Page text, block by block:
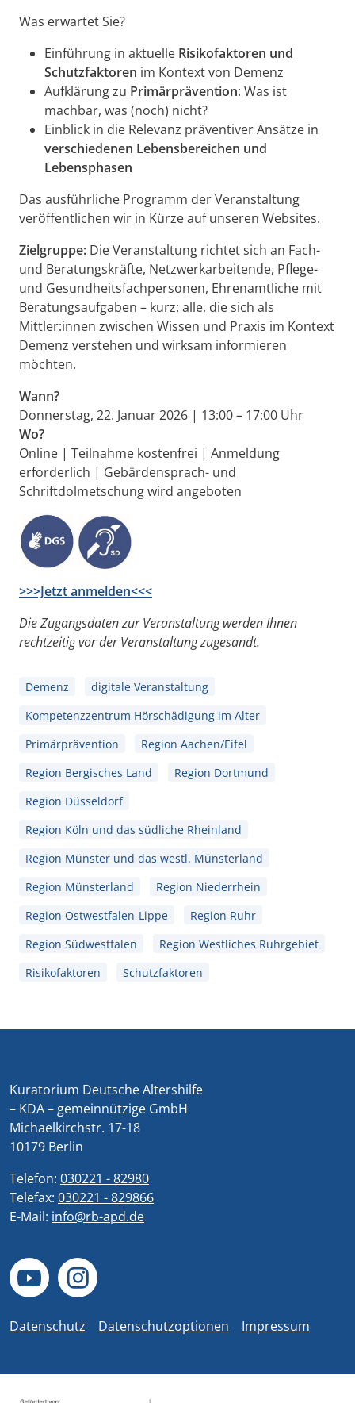
Was erwartet Sie?
Einführung in aktuelle Risikofaktoren und
Schutzfaktoren im Kontext von Demenz
Aufklärung zu Primärprävention: Was ist
machbar, was (noch) nicht?
Einblick in die Relevanz präventiver Ansätze in
verschiedenen Lebensbereichen und
Lebensphasen
Das ausführliche Programm der Veranstaltung
veröffentlichen wir in Kürze auf unseren Websites.
Zielgruppe: Die Veranstaltung richtet sich an Fach-
und Beratungskräfte, Netzwerkarbeitende, Pflege-
und Gesundheitsfachpersonen, Ehrenamtliche mit
Beratungsaufgaben – kurz: alle, die sich als
Mittler:innen zwischen Wissen und Praxis im Kontext
Demenz verstehen und wirksam informieren
möchten.
Wann?
Donnerstag, 22. Januar 2026 | 13:00 – 17:00 Uhr
Wo?
Online | Teilnahme kostenfrei | Anmeldung
erforderlich | Gebärdensprach- und
Schriftdolmetschung wird angeboten
>>>Jetzt anmelden<<<
Die Zugangsdaten zur Veranstaltung werden Ihnen
rechtzeitig vor der Veranstaltung zugesandt.
Demenz
digitale Veranstaltung
Kompetenzzentrum Hörschädigung im Alter
Primärprävention
Region Aachen/Eifel
Region Bergisches Land
Region Dortmund
Region Düsseldorf
Region Köln und das südliche Rheinland
Region Münster und das westl. Münsterland
Region Münsterland
Region Niederrhein
Region Ostwestfalen-Lippe
Region Ruhr
Region Südwestfalen
Region Westliches Ruhrgebiet
Risikofaktoren
Schutzfaktoren
Kuratorium Deutsche Altershilfe
– KDA – gemeinnützige GmbH
Michaelkirchstr. 17-18
10179 Berlin
Telefon: 030221 - 82980
Telefax: 030221 - 829866
E-Mail: info@rb-apd.de
Datenschutz Datenschutzoptionen Impressum